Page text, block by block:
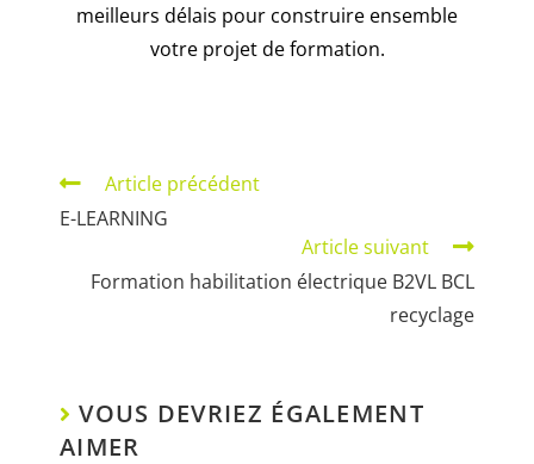
meilleurs délais pour construire ensemble
votre projet de formation.
Article précédent
E-LEARNING
Article suivant
Formation habilitation électrique B2VL BCL
recyclage
VOUS DEVRIEZ ÉGALEMENT
AIMER